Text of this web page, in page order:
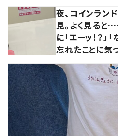
夜、コインラン
見。よく見ると
に「エーッ！？」
忘れたことに気